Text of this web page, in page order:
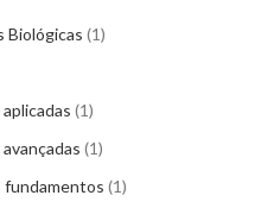
Biológicas 1
1
1
fundamentos 1